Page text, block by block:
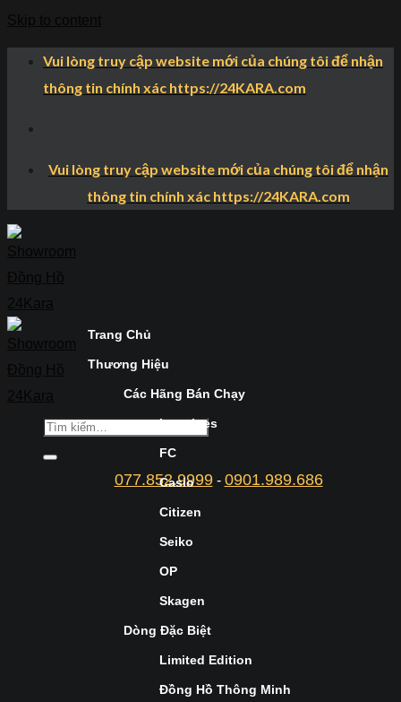
Vui lòng truy cập website mới của chúng tôi để nhận
thông tin chính xác https://24KARA.com
Vui lòng truy cập website mới của chúng tôi để nhận
thông tin chính xác https://24KARA.com
077.852.9999- 0901.989.686
Trang Chủ
Thương Hiệu
Các Hãng Bán Chạy
Longines
FC
Casio
Citizen
Seiko
OP
Skagen
Dòng Đặc Biệt
Limited Edition
Đồng Hồ Thông Minh